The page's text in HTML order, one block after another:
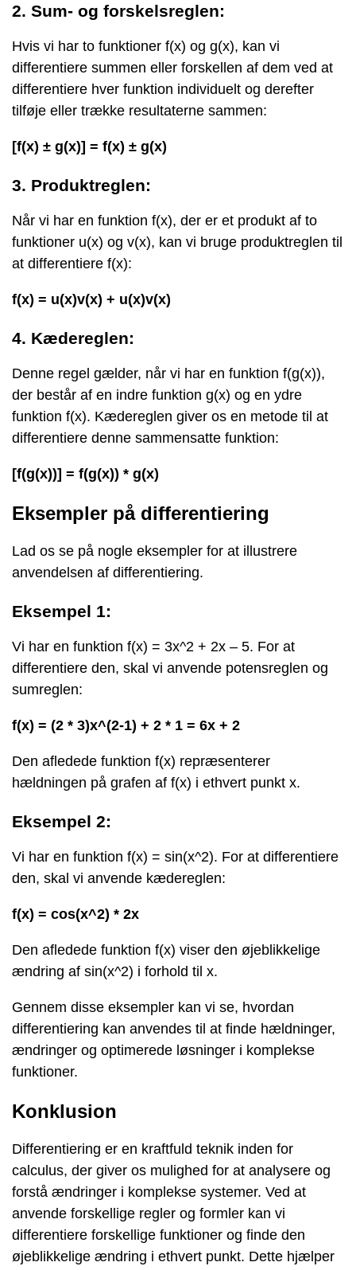
2. Sum- og forskelsreglen:
Hvis vi har to funktioner f(x) og g(x), kan vi
differentiere summen eller forskellen af dem ved at
differentiere hver funktion individuelt og derefter
tilføje eller trække resultaterne sammen:
[f(x) ± g(x)] = f(x) ± g(x)
3. Produktreglen:
Når vi har en funktion f(x), der er et produkt af to
funktioner u(x) og v(x), kan vi bruge produktreglen til
at differentiere f(x):
f(x) = u(x)v(x) + u(x)v(x)
4. Kædereglen:
Denne regel gælder, når vi har en funktion f(g(x)),
der består af en indre funktion g(x) og en ydre
funktion f(x). Kædereglen giver os en metode til at
differentiere denne sammensatte funktion:
[f(g(x))] = f(g(x)) * g(x)
Eksempler på differentiering
Lad os se på nogle eksempler for at illustrere
anvendelsen af differentiering.
Eksempel 1:
Vi har en funktion f(x) = 3x^2 + 2x – 5. For at
differentiere den, skal vi anvende potensreglen og
sumreglen:
f(x) = (2 * 3)x^(2-1) + 2 * 1 = 6x + 2
Den afledede funktion f(x) repræsenterer
hældningen på grafen af f(x) i ethvert punkt x.
Eksempel 2:
Vi har en funktion f(x) = sin(x^2). For at differentiere
den, skal vi anvende kædereglen:
f(x) = cos(x^2) * 2x
Den afledede funktion f(x) viser den øjeblikkelige
ændring af sin(x^2) i forhold til x.
Gennem disse eksempler kan vi se, hvordan
differentiering kan anvendes til at finde hældninger,
ændringer og optimerede løsninger i komplekse
funktioner.
Konklusion
Differentiering er en kraftfuld teknik inden for
calculus, der giver os mulighed for at analysere og
forstå ændringer i komplekse systemer. Ved at
anvende forskellige regler og formler kan vi
differentiere forskellige funktioner og finde den
øjeblikkelige ændring i ethvert punkt. Dette hjælper